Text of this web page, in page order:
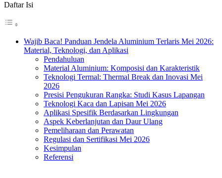
Daftar Isi
Wajib Baca! Panduan Jendela Aluminium Terlaris Mei 2026:
Material, Teknologi, dan Aplikasi
Pendahuluan
Material Aluminium: Komposisi dan Karakteristik
Teknologi Termal: Thermal Break dan Inovasi Mei
2026
Presisi Pengukuran Rangka: Studi Kasus Lapangan
Teknologi Kaca dan Lapisan Mei 2026
Aplikasi Spesifik Berdasarkan Lingkungan
Aspek Keberlanjutan dan Daur Ulang
Pemeliharaan dan Perawatan
Regulasi dan Sertifikasi Mei 2026
Kesimpulan
Referensi